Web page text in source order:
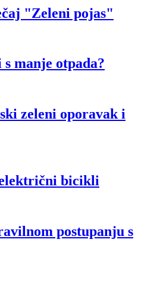
"Zeleni pojas"
manje otpada?
zeleni oporavak i
bicikli
postupanju s